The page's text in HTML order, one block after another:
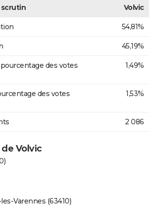
Volvic
54,81%
45,19%
des votes
1,49%
des votes
1,53%
2 086
Volvic
Varennes (63410)